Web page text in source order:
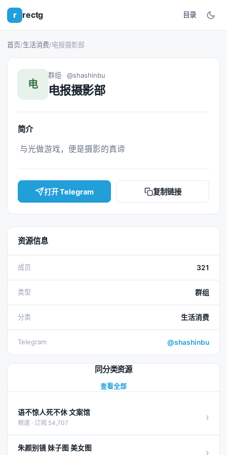
r rectg 目录
首页/生活消费/电报摄影部
电
群组 @shashinbu
电报摄影部
简介
与光做游戏，便是摄影的真谛
打开 Telegram 复制链接
资源信息
成员 321
类型 群组
分类 生活消费
Telegram @shashinbu
同分类资源
查看全部
语不惊人死不休 文案馆
频道 · 订阅 54,707 ›
朱颜别镜 妹子图 美女图 ›